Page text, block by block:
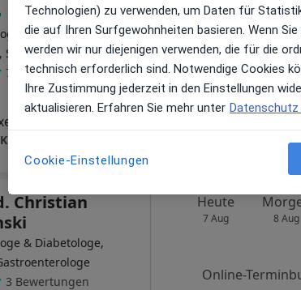
& Diabetologin,
Sportmedizinerin
79 Bewertungen
7 Aug 8 Aug
Online-
Christian
& Diabetologe,
3 Bewertungen
Heute
7 Aug 8 Aug
Online-
Technologien) zu verwenden, um Daten für
die auf Ihren Surfgewohnheiten basieren. Wenn
werden wir nur diejenigen verwenden, die für die
technisch erforderlich sind. Notwendige Cookies
Ihre Zustimmung jederzeit in den Einstellungen
aktualisieren. Erfahren Sie mehr unter Datenschutz
Cookie-Einstellungen